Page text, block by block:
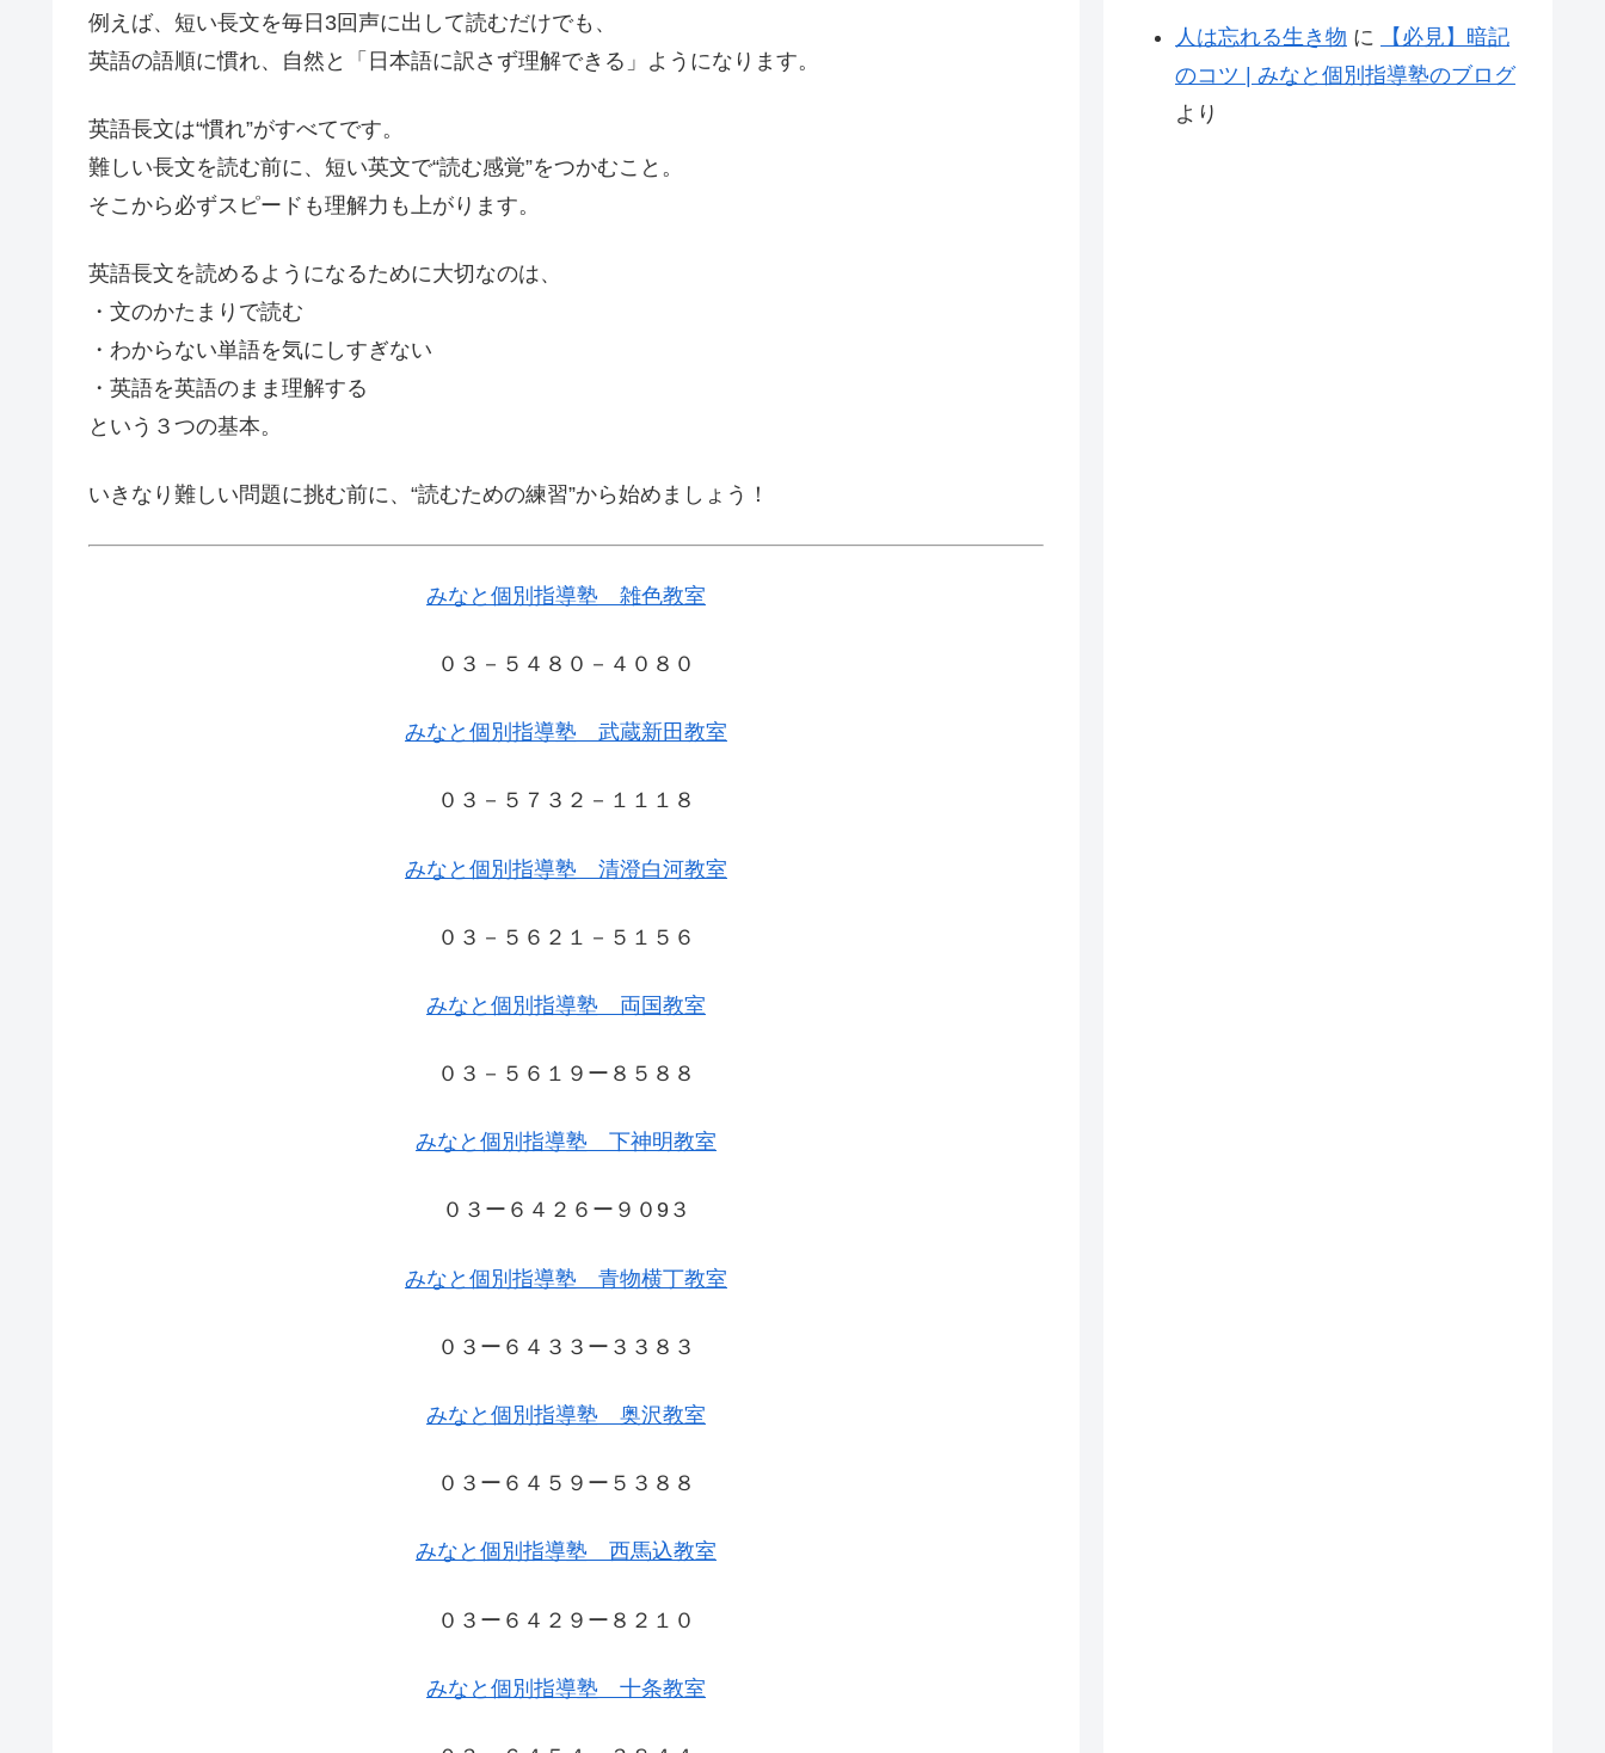
例えば、短い長文を毎日3回声に出して読むだけでも、
英語の語順に慣れ、自然と「日本語に訳さず理解できる」ようになります。
英語長文は“慣れ”がすべてです。
難しい長文を読む前に、短い英文で“読む感覚”をつかむこと。
そこから必ずスピードも理解力も上がります。
英語長文を読めるようになるために大切なのは、
・文のかたまりで読む
・わからない単語を気にしすぎない
・英語を英語のまま理解する
という３つの基本。
いきなり難しい問題に挑む前に、“読むための練習”から始めましょう！
みなと個別指導塾 雑色教室
０３－５４８０－４０８０
みなと個別指導塾 武蔵新田教室
０３－５７３２－１１１８
みなと個別指導塾 清澄白河教室
０３－５６２１－５１５６
みなと個別指導塾 両国教室
０３－５６１９ー８５８８
みなと個別指導塾 下神明教室
０３ー６４２６ー９０9３
みなと個別指導塾 青物横丁教室
０３ー６４３３ー３３８３
みなと個別指導塾 奥沢教室
０３ー６４５９ー５３８８
みなと個別指導塾 西馬込教室
０３ー６４２９ー８２１０
みなと個別指導塾 十条教室
人は忘れる生き物 に
【必見】暗記
のコツ | みなと個別指導塾のブログ
より